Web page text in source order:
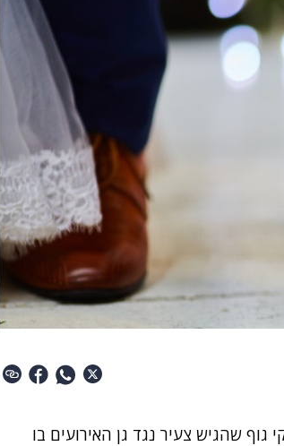
גוף שהגיש צעיר נגד גן האירועים בו